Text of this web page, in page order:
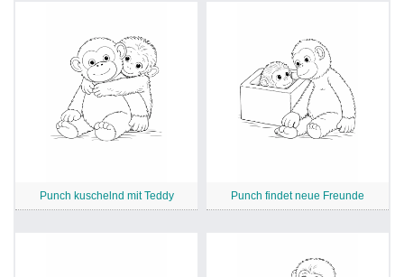
Punch kuschelnd mit Teddy Punch findet neue Freunde